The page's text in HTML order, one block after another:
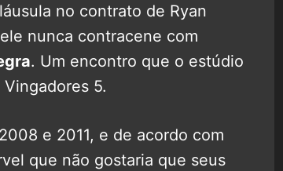
no contrato de Ryan
nunca contracene com
. Um encontro que o estúdio
5.
e 2011, e de acordo com
que não gostaria que seus